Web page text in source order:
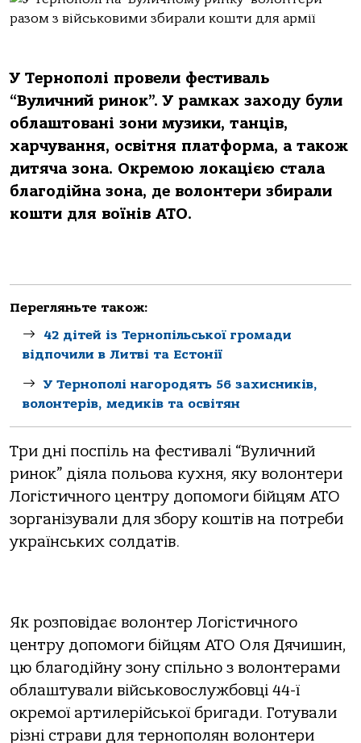
У Тернополі провели фестиваль
“Вуличний ринок”. У рамках заходу були
облаштовані зони музики, танців,
харчування, освітня платформа, а також
дитяча зона. Окремою локацією стала
благодійна зона, де волонтери збирали
кошти для воїнів АТО.
Перегляньте також:
42 дітей із Тернопільської громади
відпочили в Литві та Естонії
У Тернополі нагородять 56 захисників,
волонтерів, медиків та освітян
Три дні поспіль на фестивалі “Вуличний
ринок” діяла польова кухня, яку волонтери
Логістичного центру допомоги бійцям АТО
зорганізували для збору коштів на потреби
українських солдатів.
Як розповідає волонтер Логістичного
центру допомоги бійцям АТО Оля Дячишин,
цю благодійну зону спільно з волонтерами
облаштували військовослужбовці 44-ї
окремої артилерійської бригади. Готували
різні страви для тернополян волонтери